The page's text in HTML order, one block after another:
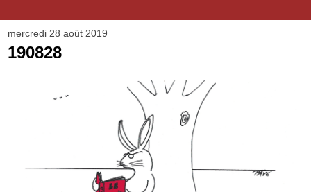
mercredi 28 août 2019
190828